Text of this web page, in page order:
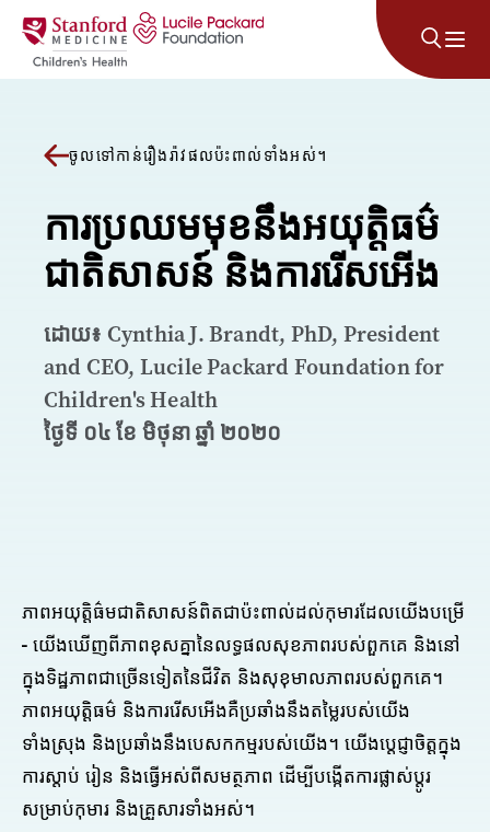
រំលងទៅមាតិកា
ចូលទៅកាន់រឿងរ៉ាវផលប៉ះពាល់ទាំងអស់។
ការប្រឈមមុខនឹងអយុត្តិធម៌
ជាតិសាសន៍ និងការរើសអើង
ដោយ៖ Cynthia J. Brandt, PhD, President
and CEO, Lucile Packard Foundation for
Children's Health
ថ្ងៃទី ០៤ ខែ មិថុនា ឆ្នាំ ២០២០
ភាពអយុត្តិធ៌មជាតិសាសន៍ពិតជាប៉ះពាល់ដល់កុមារដែលយើងបម្រើ
- យើងឃើញពីភាពខុសគ្នានៃលទ្ធផលសុខភាពរបស់ពួកគេ និងនៅ
ក្នុងទិដ្ឋភាពជាច្រើនទៀតនៃជីវិត និងសុខុមាលភាពរបស់ពួកគេ។
ភាពអយុត្តិធម៌ និងការរើសអើងគឺប្រឆាំងនឹងតម្លៃរបស់យើង
ទាំងស្រុង និងប្រឆាំងនឹងបេសកកម្មរបស់យើង។ យើងប្តេជ្ញាចិត្តក្នុង
ការស្តាប់ រៀន និងធ្វើអស់ពីសមត្ថភាព ដើម្បីបង្កើតការផ្លាស់ប្តូរ
សម្រាប់កុមារ និងគ្រួសារទាំងអស់។